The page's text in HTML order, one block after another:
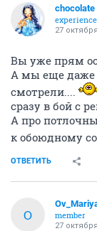
chocolate
27
Вы уже прям
А мы еще даже
смотрели....
сразу в бой с
А про
к обоюдному
ОТВЕТИТЬ
O
member
27